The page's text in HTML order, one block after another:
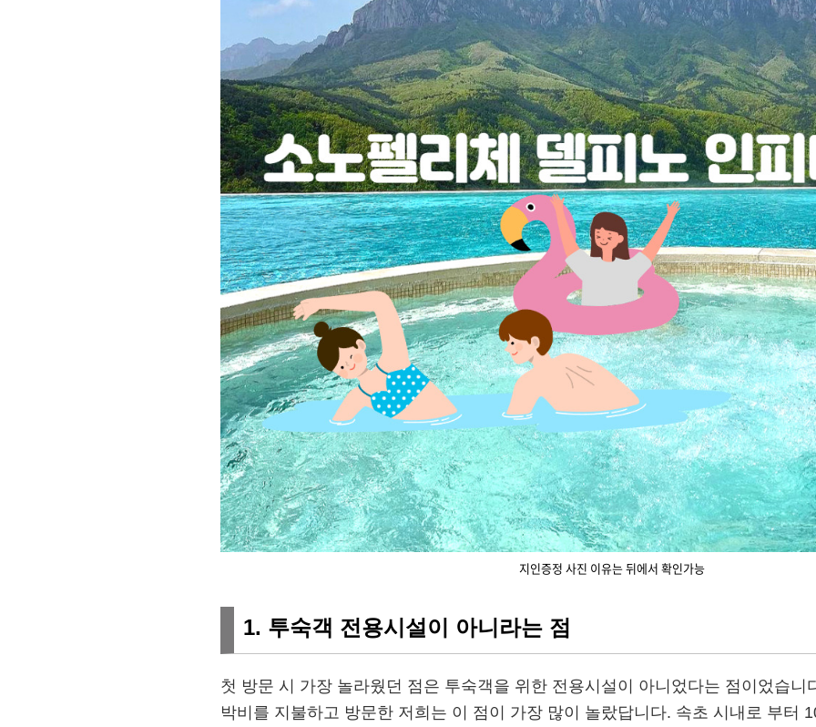
지인증정 사진 이유는 뒤에서 확인가능
1. 투숙객 전용시설이 아니라는 점
첫 방문 시 가장 놀라웠던 점은 투숙객을 위한 전용시설이 아니었다는 점이었습니
박비를 지불하고 방문한 저희는 이 점이 가장 많이 놀랐답니다. 속초 시내로 부터